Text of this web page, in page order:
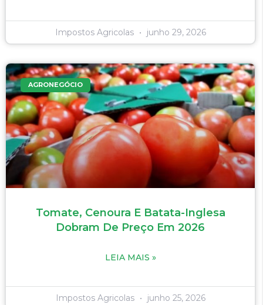
Impostos Agricolas junho 29, 2026
AGRONEGÓCIO
Tomate, Cenoura E Batata-Inglesa
Dobram De Preço Em 2026
LEIA MAIS »
Impostos Agricolas junho 25, 2026